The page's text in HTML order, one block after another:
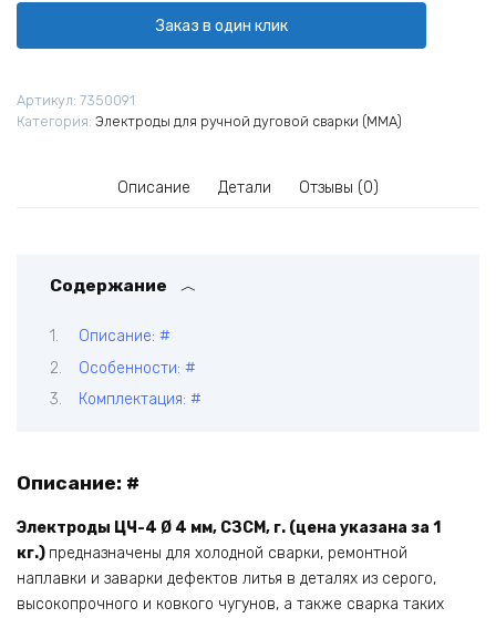
4
мм
5
Заказ в один клик
Артикул: 7350091
Категория: Электроды для ручной дуговой сварки (MMA)
Описание Детали Отзывы (0)
Содержание
Описание: #
Особенности: #
Комплектация: #
Описание: #
Электроды ЦЧ-4 Ø 4 мм, СЗСМ, г. (цена указана за 1
кг.) предназначены для холодной сварки, ремонтной
наплавки и заварки дефектов литья в деталях из серого,
высокопрочного и ковкого чугунов, а также сварка таких